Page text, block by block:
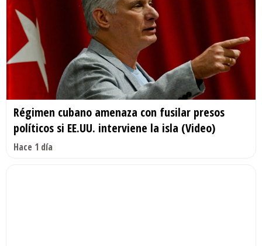
Régimen cubano amenaza con fusilar presos
políticos si EE.UU. interviene la isla (Video)
Hace 1 día